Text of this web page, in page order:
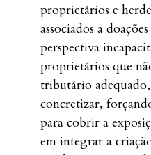
proprietários e
associados a
perspectiva
proprietários que
tributário adequado,
concretizar,
para cobrir a
em integrar a